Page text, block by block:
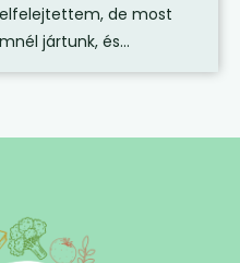
de most
jártunk, és...